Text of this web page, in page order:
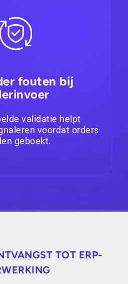
fouten bij
validatie helpt
voordat orders
geboekt.
TOT ERP-